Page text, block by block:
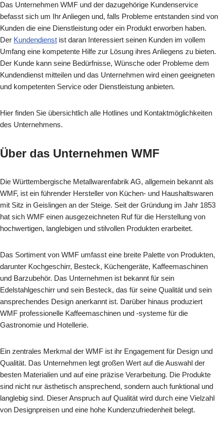
Das Unternehmen WMF und der dazugehörige Kundenservice
befasst sich um Ihr Anliegen und, falls Probleme entstanden sind von
Kunden die eine Dienstleistung oder ein Produkt erworben haben.
Der Kundendienst ist daran Interessiert seinen Kunden im vollem
Umfang eine kompetente Hilfe zur Lösung ihres Anliegens zu bieten.
Der Kunde kann seine Bedürfnisse, Wünsche oder Probleme dem
Kundendienst mitteilen und das Unternehmen wird einen geeigneten
und kompetenten Service oder Dienstleistung anbieten.
Hier finden Sie übersichtlich alle Hotlines und Kontaktmöglichkeiten
des Unternehmens.
Über das Unternehmen WMF
Die Württembergische Metallwarenfabrik AG, allgemein bekannt als
WMF, ist ein führender Hersteller von Küchen- und Haushaltswaren
mit Sitz in Geislingen an der Steige. Seit der Gründung im Jahr 1853
hat sich WMF einen ausgezeichneten Ruf für die Herstellung von
hochwertigen, langlebigen und stilvollen Produkten erarbeitet.
Das Sortiment von WMF umfasst eine breite Palette von Produkten,
darunter Kochgeschirr, Besteck, Küchengeräte, Kaffeemaschinen
und Barzubehör. Das Unternehmen ist bekannt für sein
Edelstahlgeschirr und sein Besteck, das für seine Qualität und sein
ansprechendes Design anerkannt ist. Darüber hinaus produziert
WMF professionelle Kaffeemaschinen und -systeme für die
Gastronomie und Hotellerie.
Ein zentrales Merkmal der WMF ist ihr Engagement für Design und
Qualität. Das Unternehmen legt großen Wert auf die Auswahl der
besten Materialien und auf eine präzise Verarbeitung. Die Produkte
sind nicht nur ästhetisch ansprechend, sondern auch funktional und
langlebig sind. Dieser Anspruch auf Qualität wird durch eine Vielzahl
von Designpreisen und eine hohe Kundenzufriedenheit belegt.